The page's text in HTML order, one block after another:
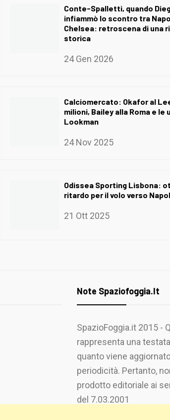
Conte-Spalletti, quando
infiammò lo scontro tra
Chelsea: retroscena di una
storica
24 Gen 2026
Calciomercato: Okafor al
milioni, Bailey alla Roma e le
Lookman
24 Nov 2025
Odissea Sporting Lisbona:
ritardo per il volo verso
21 Ott 2025
Note Spaziofoggia.it
SpazioFoggia.it 2015 -
rappresenta una
quanto viene
periodicità. Pertanto,
prodotto editoriale ai
del 7.03.2001